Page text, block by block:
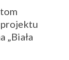
„Biała